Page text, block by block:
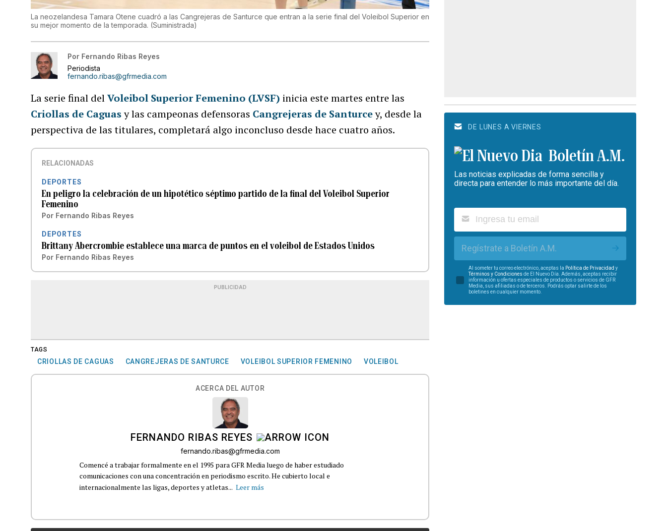
La neozelandesa Tamara Otene cuadró a las Cangrejeras de Santurce que entran a la serie final del Voleibol Superior en
su mejor momento de la temporada. (Suministrada)
Por Fernando Ribas Reyes
Periodista
fernando.ribas@gfrmedia.com
La serie final delVoleibol Superior Femenino (LVSF) inicia este martes entre las
Criollas de Caguasy las campeonas defensoras Cangrejeras de Santurcey, desde la
perspectiva de las titulares, completará algo inconcluso desde hace cuatro años.
RELACIONADAS
DEPORTES
En peligro la celebración de un hipotético séptimo partido de la final del Voleibol Superior
Femenino
Por Fernando Ribas Reyes
DEPORTES
Brittany Abercrombie establece una marca de puntos en el voleibol de Estados Unidos
Por Fernando Ribas Reyes
PUBLICIDAD
TAGS
CRIOLLAS DE CAGUAS CANGREJERAS DE SANTURCE VOLEIBOL SUPERIOR FEMENINO VOLEIBOL
ACERCA DEL AUTOR
FERNANDO RIBAS REYES
fernando.ribas@gfrmedia.com
Comencé a trabajar formalmente en el 1995 para GFR Media luego de haber estudiado
comunicaciones con una concentración en periodismo escrito. He cubierto local e
internacionalmente las ligas, deportes y atletas... Leer más
DE LUNES A VIERNES
Boletín A.M.
Las noticias explicadas de forma sencilla y
directa para entender lo más importante del día.
Regístrate a Boletín A.M.
Al someter tu correo electrónico, aceptas la Política de Privacidad y
Términos y Condiciones de El Nuevo Día. Además, aceptas recibir
información u ofertas especiales de productos o servicios de GFR
Media, sus afiliadas o de terceros. Podrás optar salirte de los
boletines en cualquier momento.